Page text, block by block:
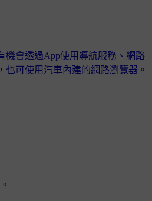
機會透過App使用導航服務、網路
也可使用汽車內建的網路瀏覽器。